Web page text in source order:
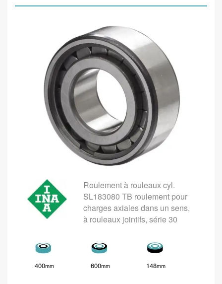
Roulement à rouleaux cyl.
SL183080 TB roulement pour
charges axiales dans un sens,
à rouleaux jointifs, série 30
400mm 600mm 148mm